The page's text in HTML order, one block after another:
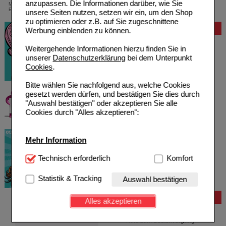
anzupassen. Die Informationen darüber, wie Sie
unsere Seiten nutzen, setzen wir ein, um den Shop
zu optimieren oder z.B. auf Sie zugeschnittene
Werbung einblenden zu können.
Weitergehende Informationen hierzu finden Sie in
unserer Datenschutzerklärungbei dem Unterpunkt
Cookies.
Bitte wählen Sie nachfolgend aus, welche Cookies
gesetzt werden dürfen, und bestätigen Sie dies durch
"Auswahl bestätigen" oder akzeptieren Sie alle
Cookies durch "Alles akzeptieren":
Mehr Information
Technisch Notwendig:Hierbei handelt es sich um
Website notwendig sind (z.B. Navigation, Warenkorb,
Kundenkonto), weshalb auf diese nicht verzichtet
werden kann.
Einkaufserlebnis noch ansprechender zu gestalten,
Technisch erforderlich Komfort
Statistik & Tracking Auswahl bestätigen
Alles akzeptieren
Mindestbestellwert von 13,99 Euro oder bei
Einsendung eines Kassenrezeptes
Bewertung
Bestellung
Hilfe zum Bestellvorgang